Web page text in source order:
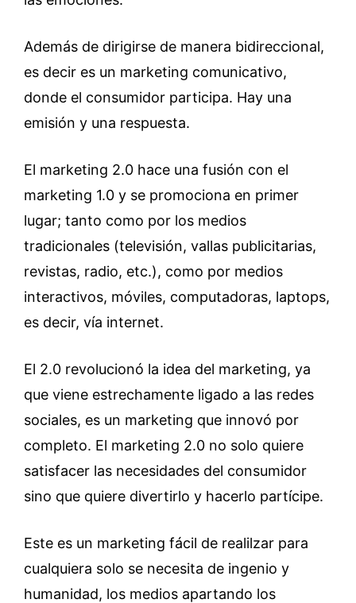
Además de dirigirse de manera bidireccional,
es decir es un marketing comunicativo,
donde el consumidor participa. Hay una
emisión y una respuesta.
El marketing 2.0 hace una fusión con el
marketing 1.0 y se promociona en primer
lugar; tanto como por los medios
tradicionales (televisión, vallas publicitarias,
revistas, radio, etc.), como por medios
interactivos, móviles, computadoras, laptops,
es decir, vía internet.
El 2.0 revolucionó la idea del marketing, ya
que viene estrechamente ligado a las redes
sociales, es un marketing que innovó por
completo. El marketing 2.0 no solo quiere
satisfacer las necesidades del consumidor
sino que quiere divertirlo y hacerlo partícipe.
Este es un marketing fácil de realilzar para
cualquiera solo se necesita de ingenio y
humanidad, los medios apartando los